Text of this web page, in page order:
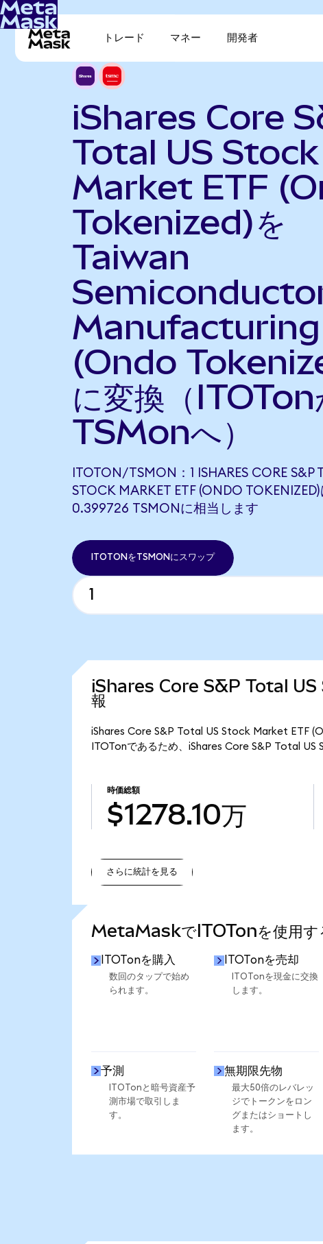
トレード マネー 開発者
iShares Core
Total US Stock
Market ETF
Tokenized)を
Taiwan
Manufacturing
(Ondo
に変換（ITOTon
TSMonへ）
ITOTON/TSMON：1 ISHARES CORE S&P
STOCK MARKET ETF (ONDO TOKENIZED)
0.399726 TSMONに相当します
ITOTONをTSMONにスワップ
iShares Core S&P Total US
報
iShares Core S&P Total US Stock Market ETF
ITOTonであるため、iShares Core S&P Total US
時価総額
$1278.10万
さらに統計を見る
MetaMaskでITOTonを使用す
ITOTonを購入
数回のタップで始め
られます。
ITOTonを売却
ITOTonを現金に交換
します。
予測
ITOTonと暗号資産予
測市場で取引しま
す。
無期限先物
最大50倍のレバレッ
ジでトークンをロン
グまたはショートし
ます。